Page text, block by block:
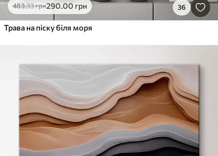
483.33грн290 .00 грн 36
Трава на піску біля моря